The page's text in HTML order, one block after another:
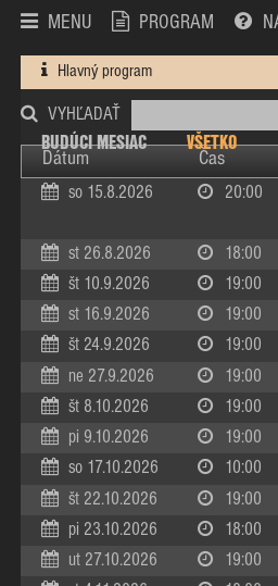
MENU PROGRAM
Hlavný program
VYHĽADAŤ
BUDÚCI MESIAC
VŠETKO
Dátum Čas
so 15.8.2026 20:00
st 26.8.2026 18:00
št 10.9.2026 19:00
st 16.9.2026 19:00
št 24.9.2026 19:00
ne 27.9.2026 19:00
št 8.10.2026 19:00
pi 9.10.2026 19:00
so 17.10.2026 10:00
št 22.10.2026 19:00
pi 23.10.2026 18:00
ut 27.10.2026 19:00